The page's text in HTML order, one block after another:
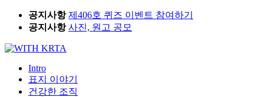
Skip
content
공지사항 제406호 퀴즈 이벤트 참여하기
공지사항 사진, 원고 공모
Intro
표지 이야기
건강한 조직